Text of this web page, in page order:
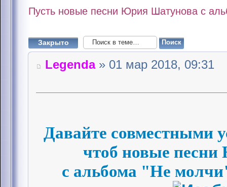
Пусть новые песни Юрия Шатунова с
Закрыто
Legenda» 01 мар 2018, 09:31
Давайте совместными
чтоб новые
с альбома "Не